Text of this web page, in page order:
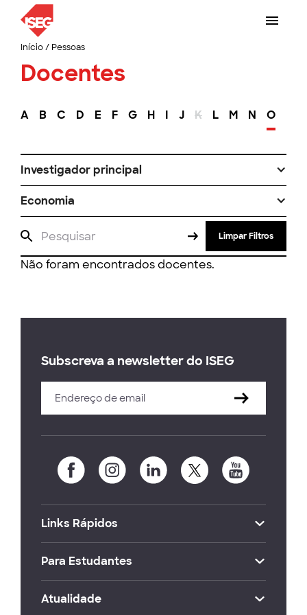
Início/ Pessoas
Docentes
A B C D E F G H I J K L M N O
Investigador principal
Economia
Limpar Filtros
Não foram encontrados docentes.
Subscreva a newsletter do ISEG
Links Rápidos
Para Estudantes
Atualidade